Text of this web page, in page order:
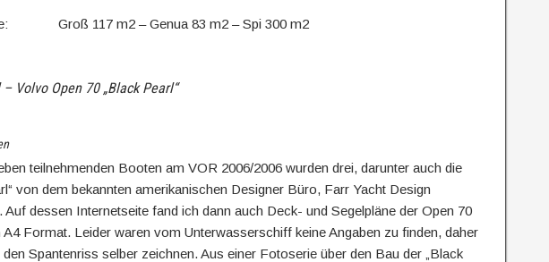
Groß 117 m2 – Genua 83 m2 – Spi 300 m2
Volvo Open 70 „Black Pearl“
teilnehmenden Booten am VOR 2006/2006 wurden drei, darunter auch die
von dem bekannten amerikanischen Designer Büro, Farr Yacht Design
Auf dessen Internetseite fand ich dann auch Deck- und Segelpläne der Open 70
A4 Format. Leider waren vom Unterwasserschiff keine Angaben zu finden, daher
Spantenriss selber zeichnen. Aus einer Fotoserie über den Bau der „Black